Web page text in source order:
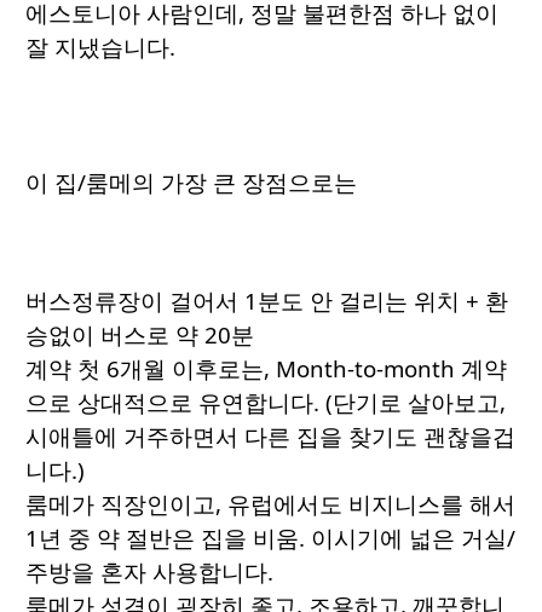
에스토니아 사람인데, 정말 불편한점 하나 없이
잘 지냈습니다.
이 집/룸메의 가장 큰 장점으로는
버스정류장이 걸어서 1분도 안 걸리는 위치 + 환
승없이 버스로 약 20분
계약 첫 6개월 이후로는, Month-to-month 계약
으로 상대적으로 유연합니다. (단기로 살아보고,
시애틀에 거주하면서 다른 집을 찾기도 괜찮을겁
니다.)
룸메가 직장인이고, 유럽에서도 비지니스를 해서
1년 중 약 절반은 집을 비움. 이시기에 넓은 거실/
주방을 혼자 사용합니다.
룸메가 성격이 굉장히 좋고, 조용하고, 깨끗합니